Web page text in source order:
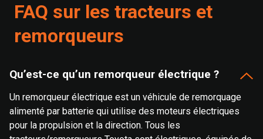
FAQ sur les tracteurs et
remorqueurs
Qu’est-ce qu’un remorqueur électrique ?
Un remorqueur électrique est un véhicule de remorquage
alimenté par batterie qui utilise des moteurs électriques
pour la propulsion et la direction. Tous les